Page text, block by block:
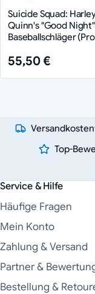
Suicide Squad:
Quinn's "Good Night"
Baseballschläger
55,50 €
Top-
Service & Hilfe
Häufige Fragen
Mein Konto
Zahlung & Versand
Partner &
Bestellung &